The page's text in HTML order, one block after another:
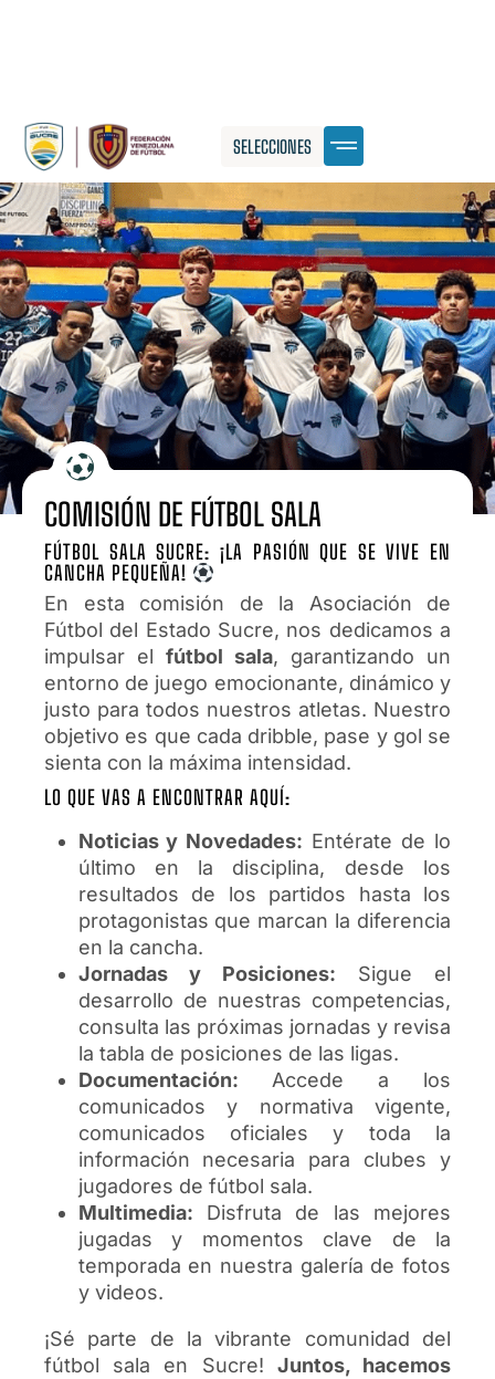
SELECCIONES
COMISIÓN DE FÚTBOL SALA
FÚTBOL SALA SUCRE: ¡LA PASIÓN QUE SE VIVE EN
CANCHA PEQUEÑA!
En esta comisión de la Asociación de
Fútbol del Estado Sucre, nos dedicamos a
impulsar el fútbol sala, garantizando un
entorno de juego emocionante, dinámico y
justo para todos nuestros atletas. Nuestro
objetivo es que cada dribble, pase y gol se
sienta con la máxima intensidad.
LO QUE VAS A ENCONTRAR AQUÍ:
Noticias y Novedades: Entérate de lo
último en la disciplina, desde los
resultados de los partidos hasta los
protagonistas que marcan la diferencia
en la cancha.
Jornadas y Posiciones: Sigue el
desarrollo de nuestras competencias,
consulta las próximas jornadas y revisa
la tabla de posiciones de las ligas.
Documentación: Accede a los
comunicados y normativa vigente,
comunicados oficiales y toda la
información necesaria para clubes y
jugadores de fútbol sala.
Multimedia: Disfruta de las mejores
jugadas y momentos clave de la
temporada en nuestra galería de fotos
y videos.
¡Sé parte de la vibrante comunidad del
fútbol sala en Sucre! Juntos, hacemos